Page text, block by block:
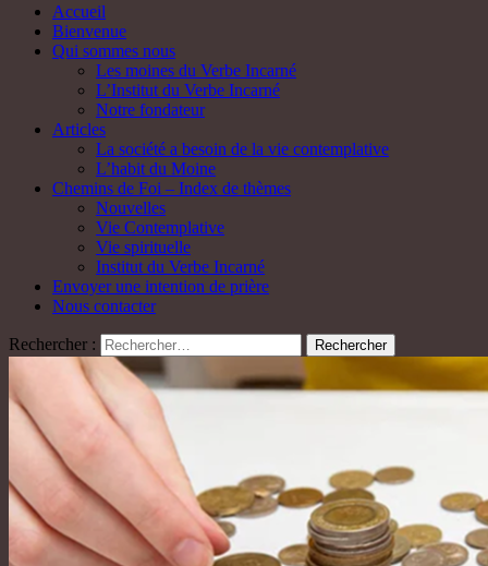
Accueil
Bienvenue
Qui sommes nous
Les moines du Verbe Incarné
L’Institut du Verbe Incarné
Notre fondateur
Articles
La société a besoin de la vie contemplative
L’habit du Moine
Chemins de Foi – Index de thèmes
Nouvelles
Vie Contemplative
Vie spirituelle
Institut du Verbe Incarné
Envoyer une intention de prière
Nous contacter
Rechercher :